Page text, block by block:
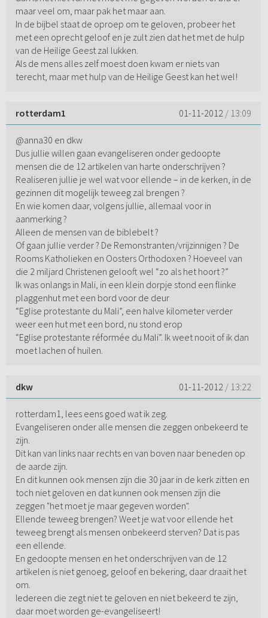
maar veel om, maar pak het maar aan.
In de bijbel staat de oproep om te geloven, probeer het
met een oprecht geloof en je zult zien dat het met de hulp
van de Heilige Geest zal lukken.
Als de mens alles zelf moest doen kwam er niets van
terecht, maar met hulp van de Heilige Geest kan het wel!
rotterdam1 01-11-2012 / 13:09
@anna30 en dkw
Dus jullie willen gaan evangeliseren onder gedoopte
mensen die de 12 artikelen van harte onderschrijven ?
Realiseren jullie je wel wat voor ellende – in de kerken, in de
gezinnen dit mogelijk teweeg zal brengen ?
En wie komen daar, volgens jullie, allemaal voor in
aanmerking ?
Alleen de mensen van de biblebelt ?
Of gaan jullie verder ? De Remonstranten/vrijzinnigen ? De
Rooms Katholieken en Oosters Orthodoxen ? Hoeveel van
die 2 miljard Christenen gelooft wel “zo als het hoort ?”
Ik was onlangs in Mali, in een klein dorpje stond een flinke
plaggenhut met een bord voor de deur
“Eglise protestante du Mali”, een halve kilometer verder
weer een hut met een bord, nu stond erop
“Eglise protestante réformée du Mali”. Ik weet nooit of ik dan
moet lachen of huilen.
dkw 01-11-2012 / 13:22
rotterdam1, lees eens goed wat ik zeg.
Evangeliseren onder alle mensen die zeggen onbekeerd te
zijn.
Dit kan van links naar rechts en van boven naar beneden op
de aarde zijn.
En dit kunnen ook mensen zijn die 30 jaar in de kerk zitten en
toch niet geloven en dat kunnen ook mensen zijn die
zeggen "het moet je maar gegeven worden".
Ellende teweeg brengen? Weet je wat voor ellende het
teweeg brengt als mensen onbekeerd sterven? Dat is pas
een ellende.
En gedoopte mensen en het onderschrijven van de 12
artikelen is niet genoeg, geloof en bekering, daar draait het
om.
Iedereen die zegt niet te geloven en niet bekeerd te zijn,
daar moet worden ge-evangeliseert!